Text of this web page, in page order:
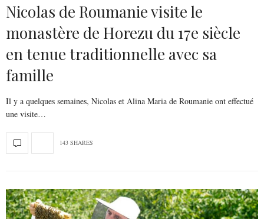
Nicolas de Roumanie visite le
monastère de Horezu du 17e siècle
en tenue traditionnelle avec sa
famille
Il y a quelques semaines, Nicolas et Alina Maria de Roumanie ont effectué
une visite…
143 SHARES